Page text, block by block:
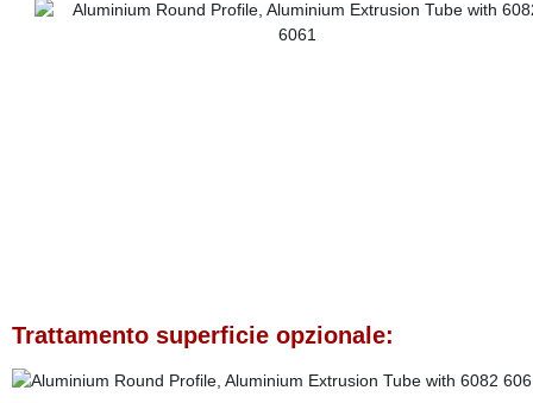
Trattamento superficie opzionale: